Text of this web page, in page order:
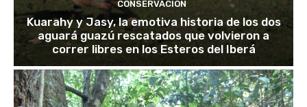
CONSERVACIÓN
Kuarahy y Jasy, la emotiva historia de los dos
aguará guazú rescatados que volvieron a
correr libres en los Esteros del Iberá